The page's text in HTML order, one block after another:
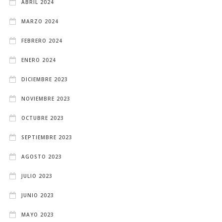
ABRIL 2024
MARZO 2024
FEBRERO 2024
ENERO 2024
DICIEMBRE 2023
NOVIEMBRE 2023
OCTUBRE 2023
SEPTIEMBRE 2023
AGOSTO 2023
JULIO 2023
JUNIO 2023
MAYO 2023